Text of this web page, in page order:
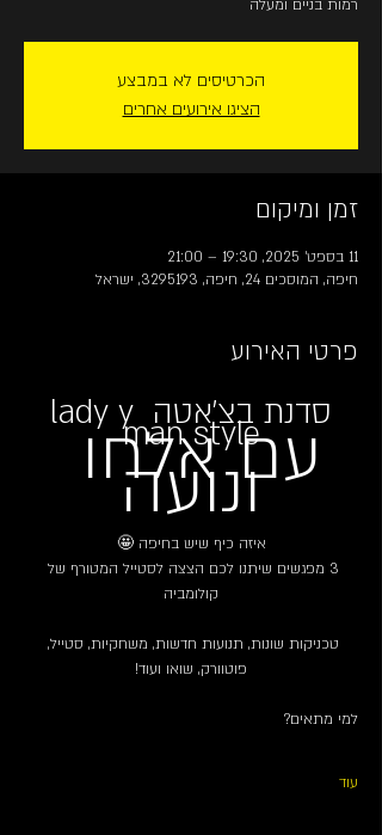
רמות בניים ומעלה
הכרטיסים לא במבצע
הציגו אירועים אחרים
זמן ומיקום
11 בספט׳ 2025, 19:30 – 21:00
חיפה, המוסכים 24, חיפה, 3295193, ישראל
פרטי האירוע
סדנת בצ'אטה lady y man style
עם אלחו
ונועה
איזה כיף שיש בחיפה 🤩
3 מפגשים שיתנו לכם הצצה לסטייל המטורף של
קולומביה
טכניקות שונות, תנועות חדשות, משחקיות, סטייל,
פוטוורק, שואו ועוד!
למי מתאים?
עוד